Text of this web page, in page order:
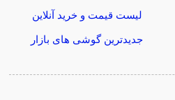
لیست قیمت و خرید آنلاین
جدیدترین گوشی های بازار